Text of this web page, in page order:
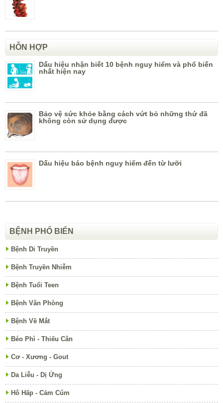
HỖN HỢP
Dấu hiệu nhận biết 10 bệnh nguy hiểm và phổ biến
nhất hiện nay
Bảo vệ sức khỏe bằng cách vứt bỏ những thứ đã
không còn sử dụng được
Dấu hiệu báo bệnh nguy hiểm đến từ lưỡi
BỆNH PHỔ BIẾN
Bệnh Di Truyền
Bệnh Truyền Nhiễm
Bệnh Tuổi Teen
Bệnh Văn Phòng
Bệnh Về Mắt
Béo Phì - Thiếu Cân
Cơ - Xương - Gout
Da Liễu - Dị Ứng
Hô Hấp - Cảm Cúm